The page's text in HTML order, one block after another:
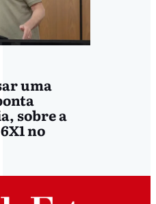
uma
sobre a
no